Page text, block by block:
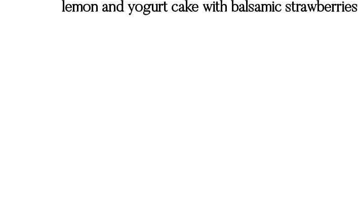
lemon and yogurt cake with balsamic strawberries